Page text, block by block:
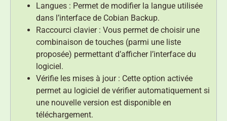
Langues : Permet de modifier la langue utilisée
dans l’interface de Cobian Backup.
Raccourci clavier : Vous permet de choisir une
combinaison de touches (parmi une liste
proposée) permettant d’afficher l’interface du
logiciel.
Vérifie les mises à jour : Cette option activée
permet au logiciel de vérifier automatiquement si
une nouvelle version est disponible en
téléchargement.